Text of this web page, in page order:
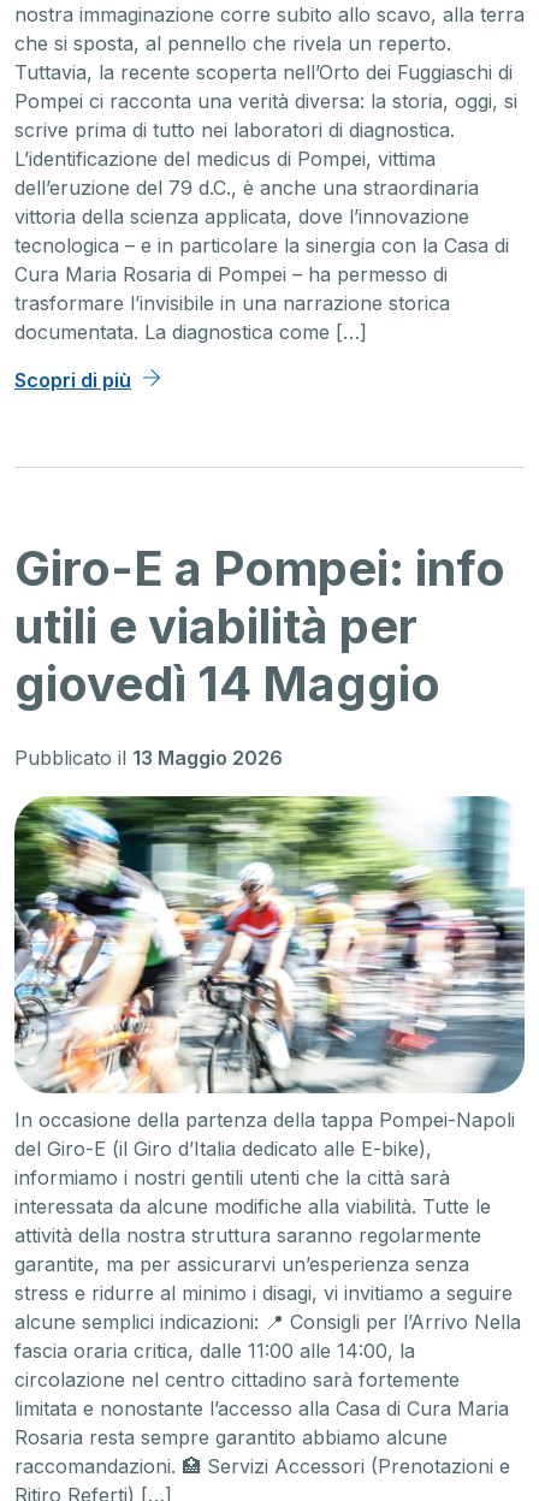
nostra immaginazione corre subito allo scavo, alla terra
che si sposta, al pennello che rivela un reperto.
Tuttavia, la recente scoperta nell’Orto dei Fuggiaschi di
Pompei ci racconta una verità diversa: la storia, oggi, si
scrive prima di tutto nei laboratori di diagnostica.
L’identificazione del medicus di Pompei, vittima
dell’eruzione del 79 d.C., è anche una straordinaria
vittoria della scienza applicata, dove l’innovazione
tecnologica – e in particolare la sinergia con la Casa di
Cura Maria Rosaria di Pompei – ha permesso di
trasformare l’invisibile in una narrazione storica
documentata. La diagnostica come […]
Scopri di più
Giro-E a Pompei: info
utili e viabilità per
giovedì 14 Maggio
Pubblicato il 13 Maggio 2026
In occasione della partenza della tappa Pompei-Napoli
del Giro-E (il Giro d’Italia dedicato alle E-bike),
informiamo i nostri gentili utenti che la città sarà
interessata da alcune modifiche alla viabilità. Tutte le
attività della nostra struttura saranno regolarmente
garantite, ma per assicurarvi un’esperienza senza
stress e ridurre al minimo i disagi, vi invitiamo a seguire
alcune semplici indicazioni: 📍 Consigli per l’Arrivo Nella
fascia oraria critica, dalle 11:00 alle 14:00, la
circolazione nel centro cittadino sarà fortemente
limitata e nonostante l’accesso alla Casa di Cura Maria
Rosaria resta sempre garantito abbiamo alcune
raccomandazioni. 🏥 Servizi Accessori (Prenotazioni e
Ritiro Referti) […]